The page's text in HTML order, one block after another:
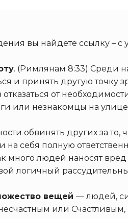
вы найдете ссылку – с
. (Римлянам 8:33) Среди
и принять другую точку
от
или незнакомцы на
обвинять других за
себя полную
много людей наносят
логичный
вещей — людей,
или